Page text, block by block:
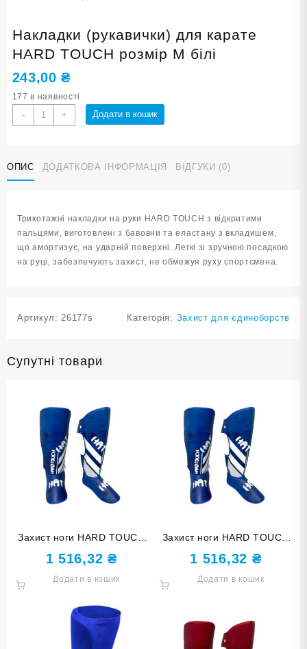
Накладки (рукавички) для карате
HARD TOUCH розмір М білі
243,00₴
177 в наявності
-
Накладки
(рукавички)
HARD
TOUCH
+ Додати в кошик
ОПИС ДОДАТКОВА ІНФОРМАЦІЯ ВІДГУКИ (0)
Трикотажні накладки на руки HARD TOUCH з відкритими
пальцями, виготовлені з бавовни та еластану з вкладишем,
що амортизує, на ударній поверхні. Легкі зі зручною посадкою
на руці, забезпечують захист, не обмежуя руху спортсмена.
Артикул:26177s Категорія: Захист для єдиноборств
Супутні товари
Захист ноги HARD TOUCH
синій розмір S DX
1 516,32 ₴
Додати в кошик
Захист ноги HARD TOUCH
синій розмір L DX
1 516,32 ₴
Додати в кошик